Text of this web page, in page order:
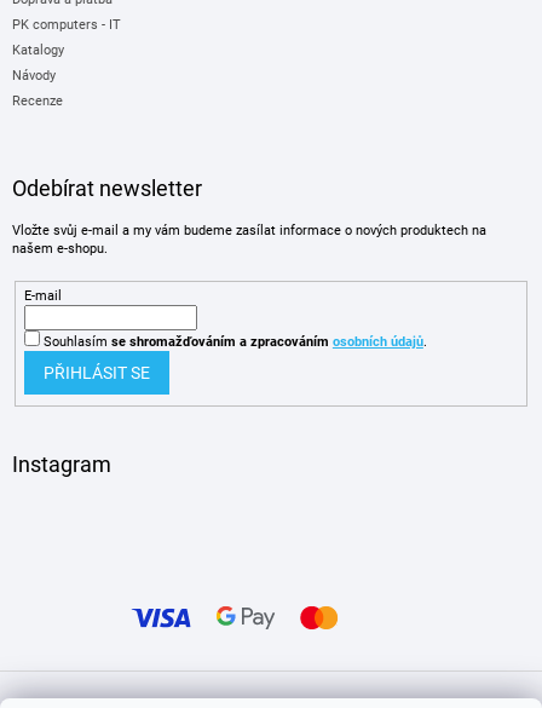
PK computers - IT
Katalogy
Návody
Recenze
Odebírat newsletter
Vložte svůj e-mail a my vám budeme zasílat informace o nových produktech na
našem e-shopu.
E-mail
Souhlasím se shromažďováním a zpracováním osobních údajů.
PŘIHLÁSIT SE
Instagram